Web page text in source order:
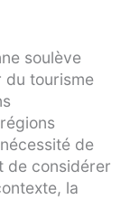
soulève
du tourisme
de
de considérer
la